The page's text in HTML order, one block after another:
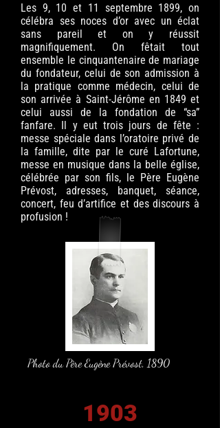
Les 9, 10 et 11 septembre 1899, on
célébra ses noces d’or avec un éclat
sans pareil et on y réussit
magnifiquement. On fêtait tout
ensemble le cinquantenaire de mariage
du fondateur, celui de son admission à
la pratique comme médecin, celui de
son arrivée à Saint-Jérôme en 1849 et
celui aussi de la fondation de “sa”
fanfare. Il y eut trois jours de fête :
messe spéciale dans l’oratoire privé de
la famille, dite par le curé Lafortune,
messe en musique dans la belle église,
célébrée par son fils, le Père Eugène
Prévost, adresses, banquet, séance,
concert, feu d’artifice et des discours à
profusion !
Photo du Père Eugène Prévost, 1890
1903